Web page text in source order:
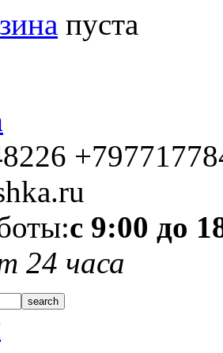
пуста
с 9:00 до
24 часа